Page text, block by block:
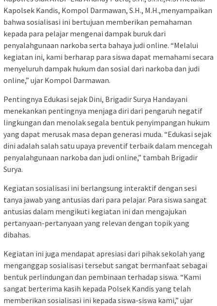
Kapolsek Kandis, Kompol Darmawan, S.H., M.H.,menyampaikan
bahwa sosialisasi ini bertujuan memberikan pemahaman
kepada para pelajar mengenai dampak buruk dari
penyalahgunaan narkoba serta bahaya judi online. “Melalui
kegiatan ini, kami berharap para siswa dapat memahami secara
menyeluruh dampak hukum dan sosial dari narkoba dan judi
online,” ujar Kompol Darmawan.
Pentingnya Edukasi sejak Dini, Brigadir Surya Handayani
menekankan pentingnya menjaga diri dari pengaruh negatif
lingkungan dan menolak segala bentuk penyimpangan hukum
yang dapat merusak masa depan generasi muda. “Edukasi sejak
dini adalah salah satu upaya preventif terbaik dalam mencegah
penyalahgunaan narkoba dan judi online,” tambah Brigadir
Surya.
Kegiatan sosialisasi ini berlangsung interaktif dengan sesi
tanya jawab yang antusias dari para pelajar. Para siswa sangat
antusias dalam mengikuti kegiatan ini dan mengajukan
pertanyaan-pertanyaan yang relevan dengan topik yang
dibahas.
Kegiatan ini juga mendapat apresiasi dari pihak sekolah yang
menganggap sosialisasi tersebut sangat bermanfaat sebagai
bentuk perlindungan dan pembinaan terhadap siswa. “Kami
sangat berterima kasih kepada Polsek Kandis yang telah
memberikan sosialisasi ini kepada siswa-siswa kami,” ujar